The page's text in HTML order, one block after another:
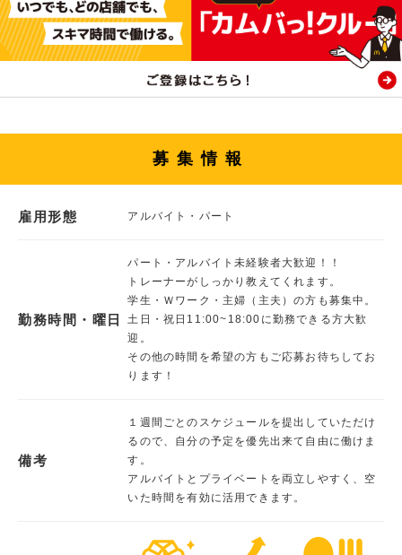
募集情報
雇用形態 アルバイト・パート
勤務時間・曜日
パート・アルバイト未経験者大歓迎！！
トレーナーがしっかり教えてくれます。
学生・Ｗワーク・主婦（主夫）の方も募集中。
土日・祝日11:00~18:00に勤務できる方大歓
迎。
その他の時間を希望の方もご応募お待ちしてお
ります！
備考
１週間ごとのスケジュールを提出していただけ
るので、自分の予定を優先出来て自由に働けま
す。
アルバイトとプライベートを両立しやすく、空
いた時間を有効に活用できます。